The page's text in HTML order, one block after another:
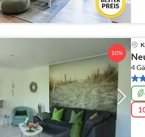
10%
4